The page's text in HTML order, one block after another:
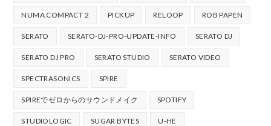
NUMA COMPACT 2 PICKUP RELOOP ROB PAPEN
SERATO SERATO-DJ-PRO-UPDATE-INFO SERATO DJ
SERATO DJ PRO SERATO STUDIO SERATO VIDEO
SPECTRASONICS SPIRE
SPIREでゼロからのサウンドメイク SPOTIFY
STUDIOLOGIC SUGAR BYTES U-HE